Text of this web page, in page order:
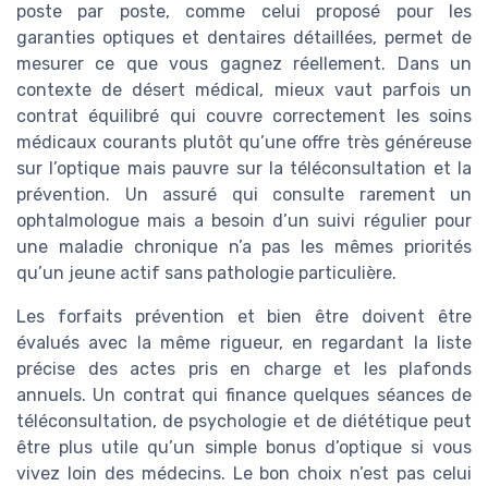
poste par poste, comme celui proposé pour les
garanties optiques et dentaires détaillées, permet de
mesurer ce que vous gagnez réellement. Dans un
contexte de désert médical, mieux vaut parfois un
contrat équilibré qui couvre correctement les soins
médicaux courants plutôt qu’une offre très généreuse
sur l’optique mais pauvre sur la téléconsultation et la
prévention. Un assuré qui consulte rarement un
ophtalmologue mais a besoin d’un suivi régulier pour
une maladie chronique n’a pas les mêmes priorités
qu’un jeune actif sans pathologie particulière.
Les forfaits prévention et bien être doivent être
évalués avec la même rigueur, en regardant la liste
précise des actes pris en charge et les plafonds
annuels. Un contrat qui finance quelques séances de
téléconsultation, de psychologie et de diététique peut
être plus utile qu’un simple bonus d’optique si vous
vivez loin des médecins. Le bon choix n’est pas celui